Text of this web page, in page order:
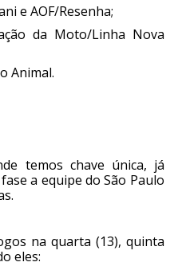
e AOF/Resenha;
da Moto/Linha Nova
Animal.
temos chave única, já
a equipe do São Paulo
na quarta (13), quinta
eles: